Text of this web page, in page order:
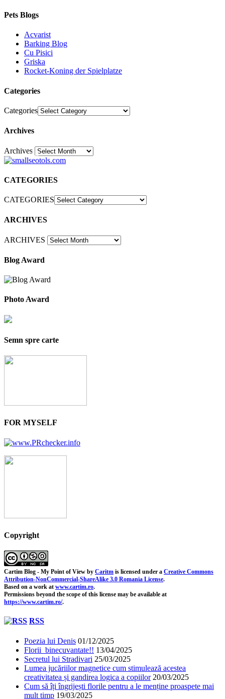
Pets Blogs
Acvarist
Barking Blog
Cu Pisici
Griska
Rocket-Koning der Spielplatze
Categories
Categories
Archives
Archives30
CATEGORIES
CATEGORIES
ARCHIVES
ARCHIVES
Blog Award
Photo Award
Semn spre carte
FOR MYSELF
Copyright
Cartim Blog - My Point of View by Caritm is licensed under a Creative Commons
Attribution-NonCommercial-ShareAlike 3.0 Romania License.
Based on a work at www.cartim.ro.
Permissions beyond the scope of this license may be available at
https://www.cartim.ro/.
RSS
Poezia lui Denis 01/12/2025
Florii binecuvantate!! 13/04/2025
Secretul lui Stradivari 25/03/2025
Lumea jucăriilor magnetice cum stimulează acestea
creativitatea și gandirea logica a copiilor 20/03/2025
Cum să îți îngrijești florile pentru a le menține proaspete mai
mult timp 19/03/2025